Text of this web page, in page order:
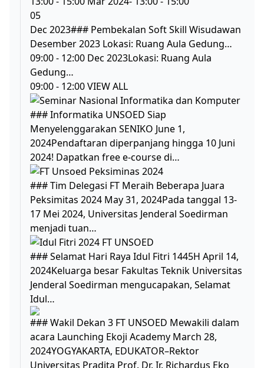
05
Dec 2023### Pembekalan Soft Skill Wisudawan
Desember 2023 Lokasi: Ruang Aula Gedung…
09:00 - 12:00 Dec 2023Lokasi: Ruang Aula
Gedung…
09:00 - 12:00 VIEW ALL
### Informatika UNSOED Siap
Menyelenggarakan SENIKO June 1,
2024Pendaftaran diperpanjang hingga 10 Juni
2024! Dapatkan free e-course di…
### Tim Delegasi FT Meraih Beberapa Juara
Peksimitas 2024 May 31, 2024Pada tanggal 13-
17 Mei 2024, Universitas Jenderal Soedirman
menjadi tuan…
### Selamat Hari Raya Idul Fitri 1445H April 14,
2024Keluarga besar Fakultas Teknik Universitas
Jenderal Soedirman mengucapakan, Selamat
Idul…
### Wakil Dekan 3 FT UNSOED Mewakili dalam
acara Launching Ekoji Academy March 28,
2024YOGYAKARTA, EDUKATOR–Rektor
Universitas Pradita Prof. Dr. Ir. Richardus Eko